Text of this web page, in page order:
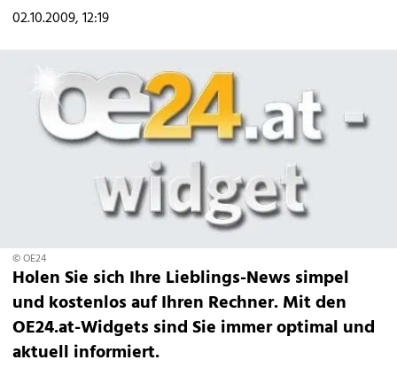
02.10.2009, 12:19
© OE24
Holen Sie sich Ihre Lieblings-News simpel
und kostenlos auf Ihren Rechner. Mit den
OE24.at-Widgets sind Sie immer optimal und
aktuell informiert.